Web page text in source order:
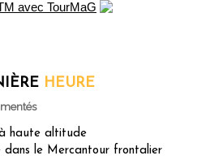
HEURE
haute altitude
dans le Mercantour frontalier